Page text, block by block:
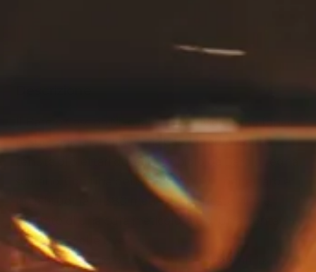
Il Barolo Cascina Nuova 2021 di Elvio Cogno fonad
le sue radici nell’omonima Cascina Nuova, una
tenuta di 3 ettari dove il Nebbiolo da Barolo regna
sovrano. Con una densità di 4000 viti per ettaro e
un’altitudine di 380 metri s.l.m., questo vino è il
risultato di una cura meticolosa e di un’attenta
selezione delle uve.
La magia inizia ad ottobre con la vendemmia,